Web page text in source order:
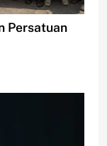
Persatuan